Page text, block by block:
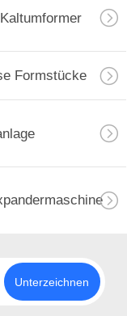
Formstücke
Unterzeichnen